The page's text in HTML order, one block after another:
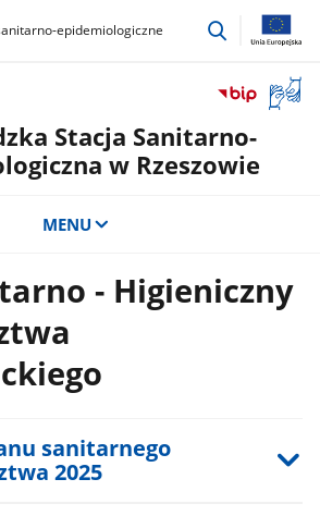
epidemiologiczne
przejdź
okno
Stacja Sanitarno-
w Rzeszowie
MENU
- Higieniczny
sanitarnego
2025